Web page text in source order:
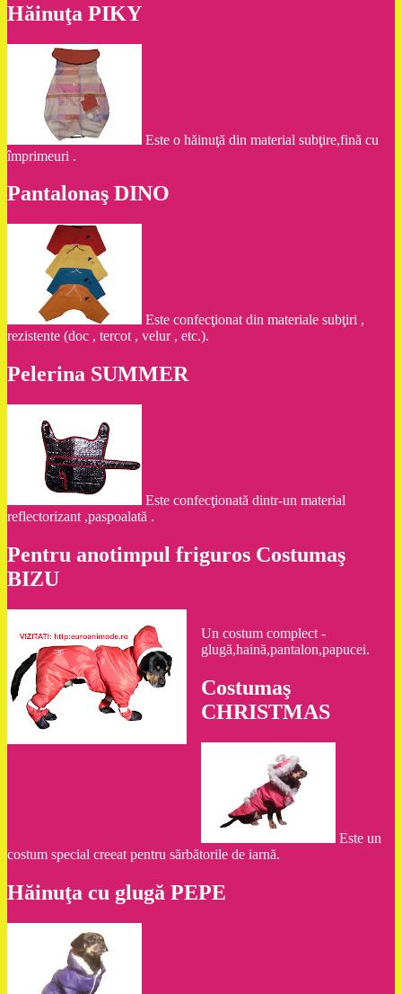
Hăinuţa PIKY
Este o hăinuţă din material subţire,fină cu
împrimeuri .
Pantalonaş DINO
Este confecţionat din materiale subţiri ,
rezistente (doc , tercot , velur , etc.).
Pelerina SUMMER
Este confecţionată dintr-un material
reflectorizant ,paspoalată .
Pentru anotimpul friguros Costumaş
BIZU
Un costum complect -
glugă,haină,pantalon,papucei.
Costumaş
CHRISTMAS
Este un
costum special creeat pentru sărbătorile de iarnă.
Hăinuţa cu glugă PEPE